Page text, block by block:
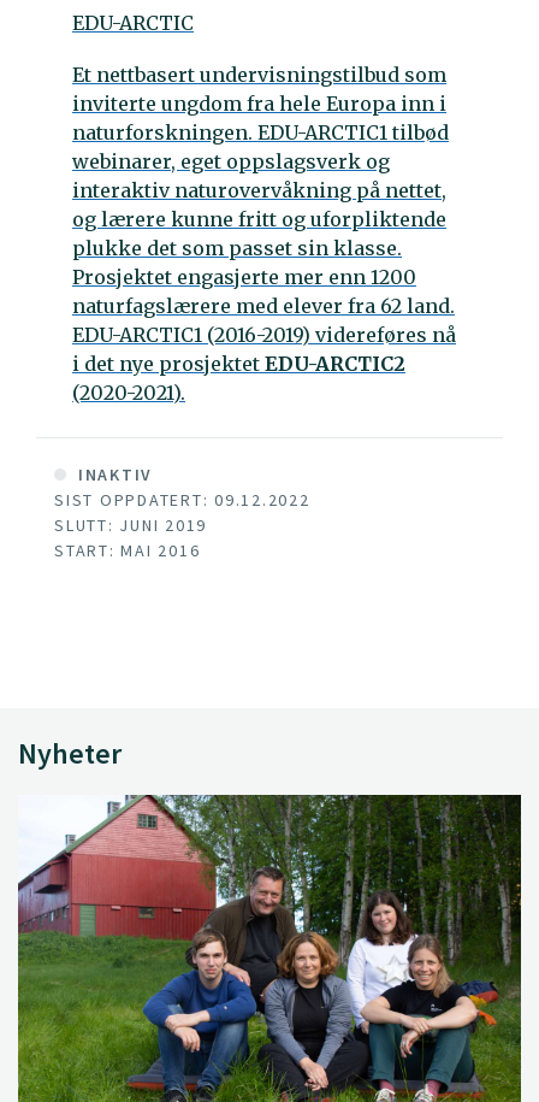
EDU-ARCTIC
Et nettbasert undervisningstilbud som
inviterte ungdom fra hele Europa inn i
naturforskningen. EDU-ARCTIC1 tilbød
webinarer, eget oppslagsverk og
interaktiv naturovervåkning på nettet,
og lærere kunne fritt og uforpliktende
plukke det som passet sin klasse.
Prosjektet engasjerte mer enn 1200
naturfagslærere med elever fra 62 land.
EDU-ARCTIC1 (2016-2019) videreføres nå
i det nye prosjektet EDU-ARCTIC2
(2020-2021).
INAKTIV
SIST OPPDATERT: 09.12.2022
SLUTT: JUNI 2019
START: MAI 2016
Nyheter